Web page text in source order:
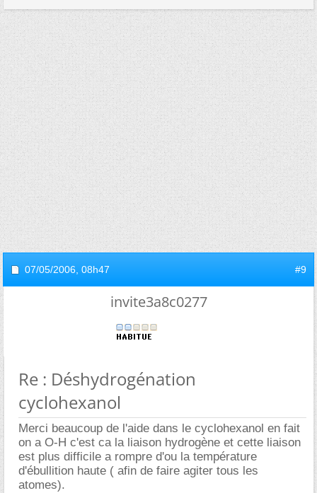
07/05/2006, 08h47 #9
invite3a8c0277
Re : Déshydrogénation
cyclohexanol
Merci beaucoup de l'aide dans le cyclohexanol en fait
on a O-H c'est ca la liaison hydrogène et cette liaison
est plus difficile a rompre d'ou la température
d'ébullition haute ( afin de faire agiter tous les
atomes).